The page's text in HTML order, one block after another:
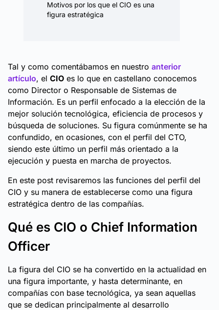
Motivos por los que el CIO es una
figura estratégica
Tal y como comentábamos en nuestro anterior
artículo, el CIO es lo que en castellano conocemos
como Director o Responsable de Sistemas de
Información. Es un perfil enfocado a la elección de la
mejor solución tecnológica, eficiencia de procesos y
búsqueda de soluciones. Su figura comúnmente se ha
confundido, en ocasiones, con el perfil del CTO,
siendo este último un perfil más orientado a la
ejecución y puesta en marcha de proyectos.
En este post revisaremos las funciones del perfil del
CIO y su manera de establecerse como una figura
estratégica dentro de las compañías.
Qué es CIO o Chief Information
Officer
La figura del CIO se ha convertido en la actualidad en
una figura importante, y hasta determinante, en
compañías con base tecnológica, ya sean aquellas
que se dedican principalmente al desarrollo